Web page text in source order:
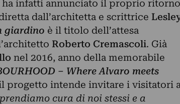
ha infatti annunciato il proprio ritorno
dall’architetta e scrittrice
giardino è il titolo dell’attesa
Roberto Cremascoli. Già
nel 2016, anno della memorabile
– Where Alvaro meets
progetto intende invitare i visitatori
cura di noi stessi e a